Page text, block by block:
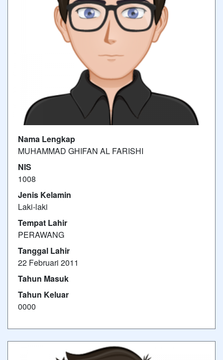
Nama Lengkap
MUHAMMAD GHIFAN AL FARISHI
NIS
1008
Jenis Kelamin
Laki-laki
Tempat Lahir
PERAWANG
Tanggal Lahir
22 Februari 2011
Tahun Masuk
Tahun Keluar
0000